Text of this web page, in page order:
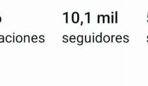
familia.
chofer iba
confesiones que, ya
la pena.
desde la Casa Rosada